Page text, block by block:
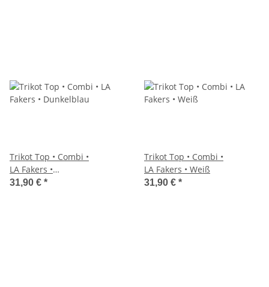
Trikot Top • Combi •
LA Fakers •
Dunkelblau
31,90 € *
Trikot Top • Combi •
LA Fakers • Weiß
31,90 € *